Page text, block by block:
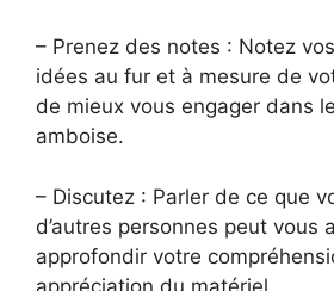
– Prenez des notes : Notez
idées au fur et à mesure de
de mieux vous engager dans
amboise.
– Discutez : Parler de ce que
d’autres personnes peut vous
approfondir votre
appréciation du matériel.